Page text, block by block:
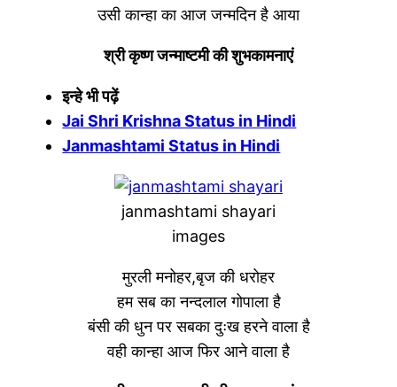
उसी कान्हा का आज जन्मदिन है आया
श्री कृष्ण जन्माष्टमी की शुभकामनाएं
इन्हे भी पढ़ें
Jai Shri Krishna Status in Hindi
Janmashtami Status in Hindi
janmashtami shayari
images
मुरली मनोहर,बृज की धरोहर
हम सब का नन्दलाल गोपाला है
बंसी की धुन पर सबका दुःख हरने वाला है
वही कान्हा आज फिर आने वाला है